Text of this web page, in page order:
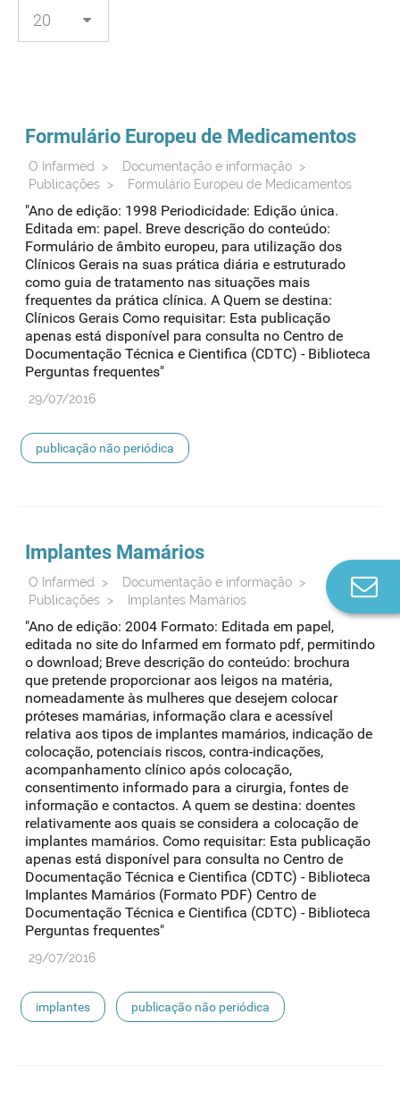
Formulário Europeu de Medicamentos
O Infarmed > Documentação e informação >
Publicações > Formulário Europeu de Medicamentos
"Ano de edição: 1998 Periodicidade: Edição única.
Editada em: papel. Breve descrição do conteúdo:
Formulário de âmbito europeu, para utilização dos
Clínicos Gerais na suas prática diária e estruturado
como guia de tratamento nas situações mais
frequentes da prática clínica. A Quem se destina:
Clínicos Gerais Como requisitar: Esta publicação
apenas está disponível para consulta no Centro de
Documentação Técnica e Cientifica (CDTC) - Biblioteca
Perguntas frequentes"
29/07/2016
publicação não periódica
Implantes Mamários
O Infarmed > Documentação e informação >
Publicações > Implantes Mamários
"Ano de edição: 2004 Formato: Editada em papel,
editada no site do Infarmed em formato pdf, permitindo
o download; Breve descrição do conteúdo: brochura
que pretende proporcionar aos leigos na matéria,
nomeadamente às mulheres que desejem colocar
próteses mamárias, informação clara e acessível
relativa aos tipos de implantes mamários, indicação de
colocação, potenciais riscos, contra-indicações,
acompanhamento clínico após colocação,
consentimento informado para a cirurgia, fontes de
informação e contactos. A quem se destina: doentes
relativamente aos quais se considera a colocação de
implantes mamários. Como requisitar: Esta publicação
apenas está disponível para consulta no Centro de
Documentação Técnica e Cientifica (CDTC) - Biblioteca
Implantes Mamários (Formato PDF) Centro de
Documentação Técnica e Cientifica (CDTC) - Biblioteca
Perguntas frequentes"
29/07/2016
implantes publicação não periódica